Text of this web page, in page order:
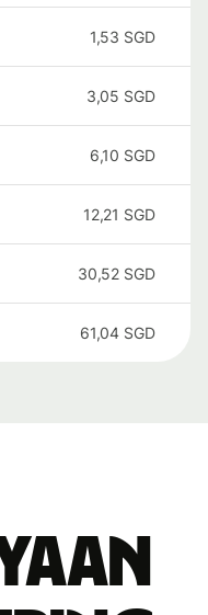
1,53 SGD
3,05 SGD
6,10 SGD
12,21 SGD
30,52 SGD
61,04 SGD